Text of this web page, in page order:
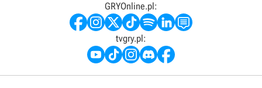
GRYOnline.pl:
tvgry.pl: